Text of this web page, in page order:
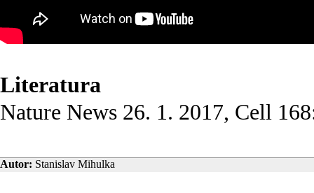
Literatura
Nature News 26. 1. 2017, Cell
Autor: Stanislav Mihulka